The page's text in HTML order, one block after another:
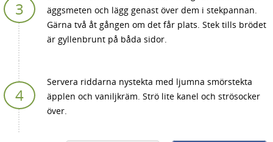
äggsmeten och lägg genast över dem i stekpannan.
Gärna två åt gången om det får plats. Stek tills brödet
är gyllenbrunt på båda sidor.
Servera riddarna nystekta med ljumna smörstekta
äpplen och vaniljkräm. Strö lite kanel och strösocker
över.